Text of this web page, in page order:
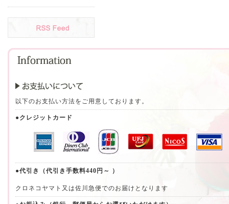
以下のお支払い方法をご用意しております。
●クレジットカード
●代引き（代引き手数料440円～ ）
クロネコヤマト又は佐川急便でのお届けとなります